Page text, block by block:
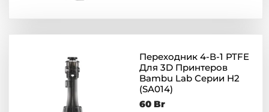
Переходник 4-В-1 PTFE
Для 3D Принтеров
Bambu Lab Серии H2
(SA014)
60 Br